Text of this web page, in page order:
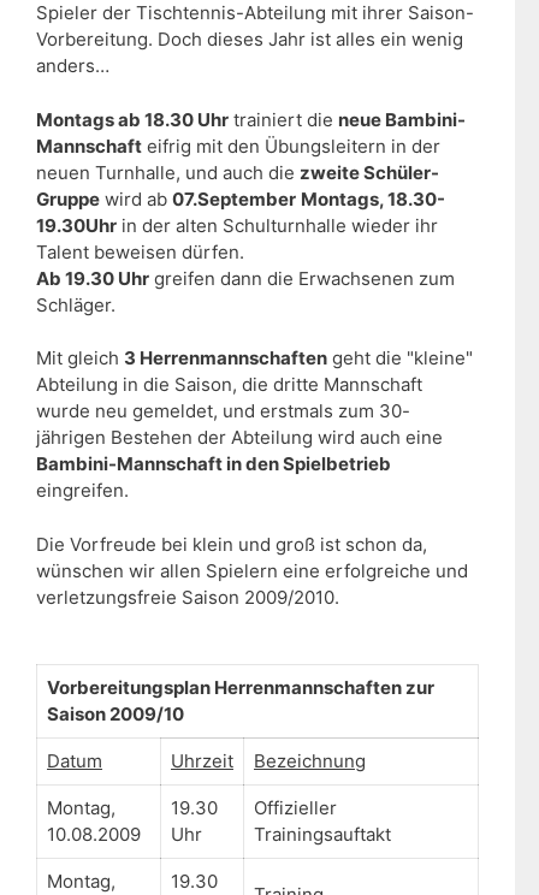
Spieler der Tischtennis-Abteilung mit ihrer Saison-
Vorbereitung. Doch dieses Jahr ist alles ein wenig
anders…
Montags ab 18.30 Uhr trainiert die neue Bambini-
Mannschaft eifrig mit den Übungsleitern in der
neuen Turnhalle, und auch die zweite Schüler-
Gruppe wird ab 07.September Montags, 18.30-
19.30Uhr in der alten Schulturnhalle wieder ihr
Talent beweisen dürfen.
Ab 19.30 Uhr greifen dann die Erwachsenen zum
Schläger.
Mit gleich 3 Herrenmannschaften geht die "kleine"
Abteilung in die Saison, die dritte Mannschaft
wurde neu gemeldet, und erstmals zum 30-
jährigen Bestehen der Abteilung wird auch eine
Bambini-Mannschaft in den Spielbetrieb
eingreifen.
Die Vorfreude bei klein und groß ist schon da,
wünschen wir allen Spielern eine erfolgreiche und
verletzungsfreie Saison 2009/2010.
Vorbereitungsplan Herrenmannschaften zur
Saison 2009/10
Datum Uhrzeit Bezeichnung
Montag,
10.08.2009
19.30
Uhr
Offizieller
Trainingsauftakt
Montag,
19.30